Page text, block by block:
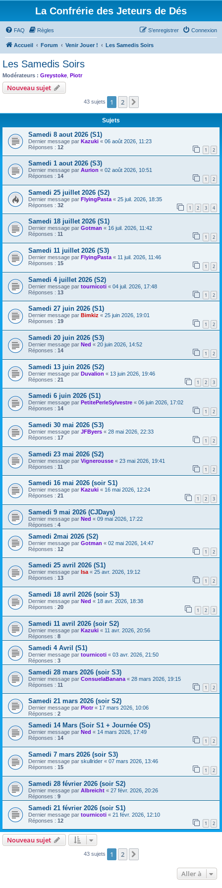
La Confrérie des Jeteurs de Dés
FAQ Règles Connexion
S’enregistrer
Accueil Forum Venir Jouer ! Les Samedis Soirs
Les Samedis Soirs
Modérateurs : Greystoke Piotr
Nouveau sujet
43 sujets 1 2
Sujets
Samedi 8 aout 2026 (S1)
Dernier message par Kazuki « 06 août 2026, 11:23
Réponses : 12 1 2
Samedi 1 aout 2026 (S3)
Dernier message par Aurion « 02 août 2026, 10:51
Réponses : 14 1 2
Samedi 25 juillet 2026 (S2)
Dernier message par FlyingPasta « 25 juil. 2026, 18:35
Réponses : 32 1 2 3 4
Samedi 18 juillet 2026 (S1)
Dernier message par Gotman « 16 juil. 2026, 11:42
Réponses : 11 1 2
Samedi 11 juillet 2026 (S3)
Dernier message par FlyingPasta « 11 juil. 2026, 11:46
Réponses : 15 1 2
Samedi 4 juillet 2026 (S2)
Dernier message par tournicoti « 04 juil. 2026, 17:48
Réponses : 13 1 2
Samedi 27 juin 2026 (S1)
Dernier message par Bimkiz « 25 juin 2026, 19:01
Réponses : 19 1 2
Samedi 20 juin 2026 (S3)
Dernier message par Ned « 20 juin 2026, 14:52
Réponses : 14 1 2
Samedi 13 juin 2026 (S2)
Dernier message par Duvalion « 13 juin 2026, 19:46
Réponses : 21 1 2 3
Samedi 6 juin 2026 (S1)
Dernier message par PetitePerleSylvestre « 06 juin 2026, 17:02
Réponses : 14 1 2
Samedi 30 mai 2026 (S3)
Dernier message par JFByers « 28 mai 2026, 22:33
Réponses : 17 1 2
Samedi 23 mai 2026 (S2)
Dernier message par Vignerousse « 23 mai 2026, 19:41
Réponses : 11 1 2
Samedi 16 mai 2026 (soir S1)
Dernier message par Kazuki « 16 mai 2026, 12:24
Réponses : 21 1 2 3
Samedi 9 mai 2026 (CJDays)
Dernier message par Ned « 09 mai 2026, 17:22
Réponses : 4
Samedi 2mai 2026 (S2)
Dernier message par Gotman « 02 mai 2026, 14:47
Réponses : 12 1 2
Samedi 25 avril 2026 (S1)
Dernier message par Isa« 25 avr. 2026, 19:12
Réponses : 13 1 2
Samedi 18 avril 2026 (soir S3)
Dernier message par Ned « 18 avr. 2026, 18:38
Réponses : 20 1 2 3
Samedi 11 avril 2026 (soir S2)
Dernier message par Kazuki « 11 avr. 2026, 20:56
Réponses : 8
Samedi 4 Avril (S1)
Dernier message par tournicoti « 03 avr. 2026, 21:50
Réponses : 3
Samedi 28 mars 2026 (soir S3)
Dernier message par ConsuelaBanana « 28 mars 2026, 19:15
Réponses : 11 1 2
Samedi 21 mars 2026 (soir S2)
Dernier message par Piotr« 17 mars 2026, 10:06
Réponses : 2
Samedi 14 Mars (Soir S1 + Journée OS)
Dernier message par Ned « 14 mars 2026, 17:49
Réponses : 14 1 2
Samedi 7 mars 2026 (soir S3)
Dernier message par skullrider « 07 mars 2026, 13:46
Réponses : 15 1 2
Samedi 28 février 2026 (soir S2)
Dernier message par Albreicht « 27 févr. 2026, 20:26
Réponses : 9
Samedi 21 février 2026 (soir S1)
Dernier message par tournicoti « 21 févr. 2026, 12:10
Réponses : 12 1 2
Nouveau sujet
43 sujets 1 2
Aller à